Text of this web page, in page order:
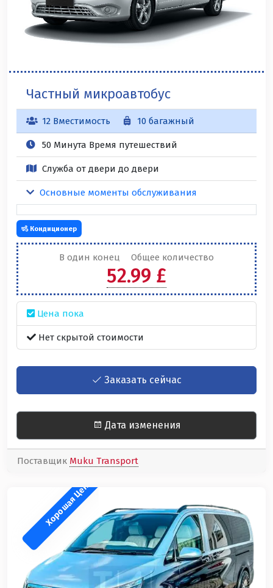
Частный микроавтобус
12 Вместимость 10 багажный
50 Минута Время путешествий
Служба от двери до двери
Основные моменты обслуживания
В один конец Общее количество
52.99 £
Цена пока
Нет скрытой стоимости
Заказать сейчас
Дата изменения
Кондиционер
Поставщик Muku Transport
Хорошая Ценность